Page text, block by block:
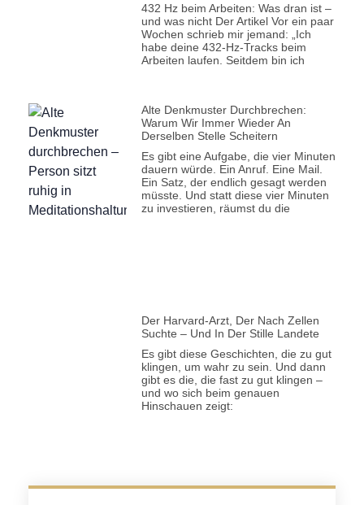
432 Hz beim Arbeiten: Was dran ist –
und was nicht Der Artikel Vor ein paar
Wochen schrieb mir jemand: „Ich
habe deine 432-Hz-Tracks beim
Arbeiten laufen. Seitdem bin ich
Alte Denkmuster Durchbrechen:
Warum Wir Immer Wieder An
Derselben Stelle Scheitern
Es gibt eine Aufgabe, die vier Minuten
dauern würde. Ein Anruf. Eine Mail.
Ein Satz, der endlich gesagt werden
müsste. Und statt diese vier Minuten
zu investieren, räumst du die
Der Harvard-Arzt, Der Nach Zellen
Suchte – Und In Der Stille Landete
Es gibt diese Geschichten, die zu gut
klingen, um wahr zu sein. Und dann
gibt es die, die fast zu gut klingen –
und wo sich beim genauen
Hinschauen zeigt: